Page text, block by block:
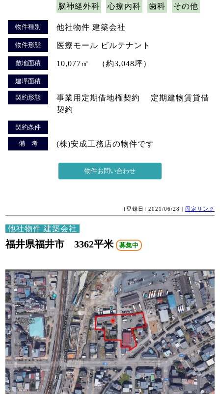
脳神経外科
心療内科 歯科 その他
物件種別 他社物件 建築会社
物件形態 医療モール ビルテナント
敷地面積 10,077㎡ （約3,048坪）
建坪面積
契約形態
事業用定期借地権契約 定期建物賃貸借
契約
契約条件
備 考 (株)安成工務店の物件です
[登録日] 2021/06/28 | 固定リンク
他社物件 建築会社
福井県福井市 3362平米 募集中